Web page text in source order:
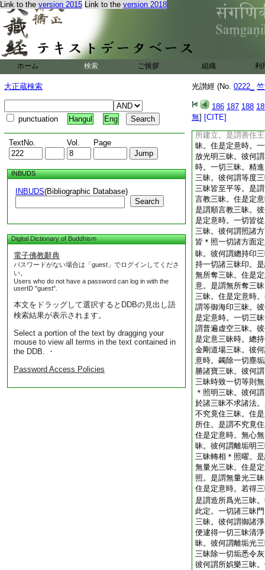
Link to the version 2015 Link to the version 2018
ホーム 検索 ご挨拶 組織 利
大正蔵検索
punctuation Hangul Eng
TextNo. Vol. Page
INBUDS
INBUDS(Bibliographic Database)
Search
Digital Dictionary of Buddhism
電子佛教辭典
パスワードがない場合は「guest」でログインしてくださ
い。
Users who do not have a password can log in with the
userID "guest".
本文をドラッグして選択するとDDBの見出し語
検索結果が表示されます。
Select a portion of the text by dragging your
mouse to view all terms in the text contained in
the DDB. ・
Password Access Policies
光讃經 (No. 0222_
186 187 188
無] [CITE]
英三昧。彼何謂超
時。一切悉至於平
昧。彼何謂觀頂三
覩一切三昧。諸定
了幢英三昧。住是
幢。是謂決了幢英
住是定意時一切平
三昧彼何謂入法印
得入一切法印。是謂
住王三昧。住是定
所建立。是謂善住
昧。住是定意時。
放光明三昧。彼何
時。一切三昧。精
三昧。彼何謂等度
三昧皆至平等。是
言教三昧。住是定
是謂順言教三昧。
是定意時。一切皆
三昧。彼何謂照諸
皆＊照一切諸方面
昧。彼何謂總持印
持一切諸三昧印。
無所奪三昧。住是
意。是謂無所奪三
三昧。住是定意時
謂等御海印三昧。
是定意時。一切三
謂普遍虚空三昧。
是定意三昧時。總
金剛道場三昧。彼
意時。蠲除一切塵
勝諸寶三昧。彼何
三昧時致一切等則
＊照明三昧。彼何
於諸三昧不求諸法
不究竟住三昧。住
所住。是謂不究竟
住是定意時。無心
昧。彼何謂離垢明
三昧轉相＊照曜。
無量光三昧。住是
照。是謂無量光三
住是定意時。若得
是謂造所爲光三昧
此定。一切諸三昧
三昧。彼何謂御諸
便逮得一切三昧清
昧。彼何謂離垢光
三昧除一切垢悉令
彼何謂所娯樂三昧